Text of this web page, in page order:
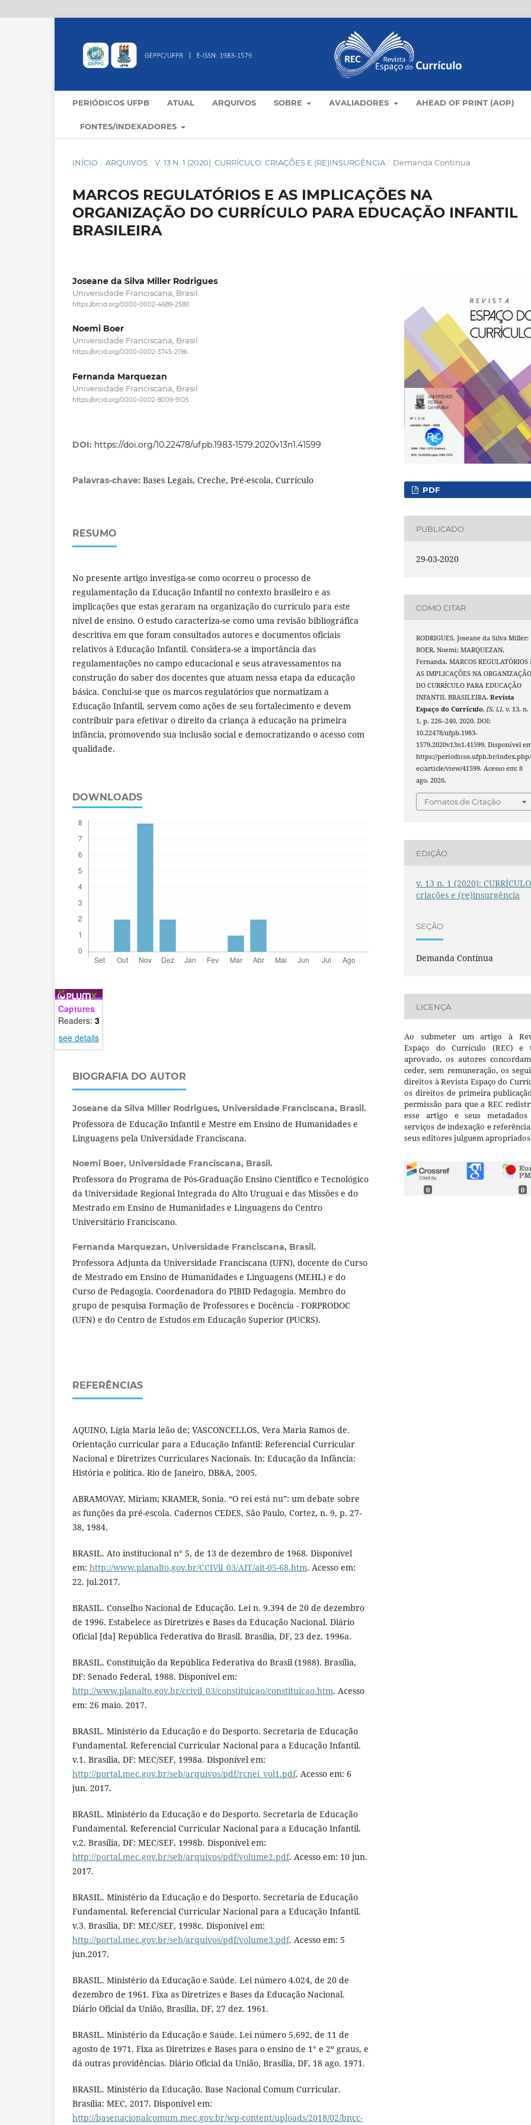
PERIÓDICOS UFPB ATUAL ARQUIVOS SOBRE AVALIADORES AHEAD OF PRINT (AOP)
FONTES/INDEXADORES
INÍCIO / ARQUIVOS / V. 13 N. 1 (2020): CURRÍCULO: CRIAÇÕES E (RE)INSURGÊNCIA / Demanda Contínua
MARCOS REGULATÓRIOS E AS IMPLICAÇÕES NA
ORGANIZAÇÃO DO CURRÍCULO PARA EDUCAÇÃO INFANTIL
BRASILEIRA
Joseane da Silva Miller Rodrigues
Universidade Franciscana, Brasil.
https://orcid.org/0000-0002-4689-2580
Noemi Boer
Universidade Franciscana, Brasil.
https://orcid.org/0000-0002-3745-2196
Fernanda Marquezan
Universidade Franciscana, Brasil.
https://orcid.org/0000-0002-8009-9105
DOI: https://doi.org/10.22478/ufpb.1983-1579.2020v13n1.41599
Palavras-chave: Bases Legais, Creche, Pré-escola, Currículo
RESUMO
No presente artigo investiga-se como ocorreu o processo de
regulamentação da Educação Infantil no contexto brasileiro e as
implicações que estas geraram na organização do currículo para este
nível de ensino. O estudo caracteriza-se como uma revisão bibliográfica
descritiva em que foram consultados autores e documentos oficiais
relativos à Educação Infantil. Considera-se a importância das
regulamentações no campo educacional e seus atravessamentos na
construção do saber dos docentes que atuam nessa etapa da educação
básica. Conclui-se que os marcos regulatórios que normatizam a
Educação Infantil, servem como ações de seu fortalecimento e devem
contribuir para efetivar o direito da criança à educação na primeira
infância, promovendo sua inclusão social e democratizando o acesso com
qualidade.
DOWNLOADS
Captures
Readers: 3
see details
BIOGRAFIA DO AUTOR
Joseane da Silva Miller Rodrigues, Universidade Franciscana, Brasil.
Professora de Educação Infantil e Mestre em Ensino de Humanidades e
Linguagens pela Universidade Franciscana.
Noemi Boer, Universidade Franciscana, Brasil.
Professora do Programa de Pós-Graduação Ensino Científico e Tecnológico
da Universidade Regional Integrada do Alto Uruguai e das Missões e do
Mestrado em Ensino de Humanidades e Linguagens do Centro
Universitário Franciscano.
Fernanda Marquezan, Universidade Franciscana, Brasil.
Professora Adjunta da Universidade Franciscana (UFN), docente do Curso
de Mestrado em Ensino de Humanidades e Linguagens (MEHL) e do
Curso de Pedagogia. Coordenadora do PIBID Pedagogia. Membro do
grupo de pesquisa Formação de Professores e Docência - FORPRODOC
(UFN) e do Centro de Estudos em Educação Superior (PUCRS).
REFERÊNCIAS
AQUINO, Lígia Maria leão de; VASCONCELLOS, Vera Maria Ramos de.
Orientação curricular para a Educação Infantil: Referencial Curricular
Nacional e Diretrizes Curriculares Nacionais. In: Educação da Infância:
História e política. Rio de Janeiro, DB&A, 2005.
ABRAMOVAY, Miriam; KRAMER, Sonia. “O rei está nu”: um debate sobre
as funções da pré-escola. Cadernos CEDES, São Paulo, Cortez, n. 9, p. 27-
38, 1984.
BRASIL. Ato institucional n° 5, de 13 de dezembro de 1968. Disponível
em: http://www.planalto.gov.br/CCIVil_03/AIT/ait-05-68.htm. Acesso em:
22. jul.2017.
BRASIL. Conselho Nacional de Educação. Lei n. 9.394 de 20 de dezembro
de 1996. Estabelece as Diretrizes e Bases da Educação Nacional. Diário
Oficial [da] República Federativa do Brasil. Brasília, DF, 23 dez. 1996a.
BRASIL. Constituição da República Federativa do Brasil (1988). Brasília,
DF: Senado Federal, 1988. Disponível em:
http://www.planalto.gov.br/ccivil_03/constituicao/constituicao.htm. Acesso
em: 26 maio. 2017.
BRASIL. Ministério da Educação e do Desporto. Secretaria de Educação
Fundamental. Referencial Curricular Nacional para a Educação Infantil.
v.1. Brasília, DF: MEC/SEF, 1998a. Disponível em:
http://portal.mec.gov.br/seb/arquivos/pdf/rcnei_vol1.pdf. Acesso em: 6
jun. 2017.
BRASIL. Ministério da Educação e do Desporto. Secretaria de Educação
Fundamental. Referencial Curricular Nacional para a Educação Infantil.
v.2. Brasília, DF: MEC/SEF, 1998b. Disponível em:
http://portal.mec.gov.br/seb/arquivos/pdf/volume2.pdf. Acesso em: 10 jun.
2017.
BRASIL. Ministério da Educação e do Desporto. Secretaria de Educação
Fundamental. Referencial Curricular Nacional para a Educação Infantil.
v.3. Brasília, DF: MEC/SEF, 1998c. Disponível em:
http://portal.mec.gov.br/seb/arquivos/pdf/volume3.pdf. Acesso em: 5
jun.2017.
BRASIL. Ministério da Educação e Saúde. Lei número 4.024, de 20 de
dezembro de 1961. Fixa as Diretrizes e Bases da Educação Nacional.
Diário Oficial da União, Brasília, DF, 27 dez. 1961.
BRASIL. Ministério da Educação e Saúde. Lei número 5.692, de 11 de
agosto de 1971. Fixa as Diretrizes e Bases para o ensino de 1° e 2º graus, e
dá outras providências. Diário Oficial da União, Brasília, DF, 18 ago. 1971.
BRASIL. Ministério da Educação. Base Nacional Comum Curricular.
Brasília: MEC, 2017. Disponível em:
http://basenacionalcomum.mec.gov.br/wp-content/uploads/2018/02/bncc-
PDF
PUBLICADO
29-03-2020
COMO CITAR
RODRIGUES, Joseane da Silva Miller;
BOER, Noemi; MARQUEZAN,
Fernanda. MARCOS REGULATÓRIOS
AS IMPLICAÇÕES NA ORGANIZAÇÃO
DO CURRÍCULO PARA EDUCAÇÃO
INFANTIL BRASILEIRA.Revista
Espaço do Currículo,[S. l.], v. 13, n.
1, p. 226–240, 2020. DOI:
10.22478/ufpb.1983-
1579.2020v13n1.41599. Disponível
https://periodicos.ufpb.br/
ec/article/view/41599. Acesso em: 8
ago. 2026.
Fomatos de Citação
EDIÇÃO
v. 13 n. 1 (2020):
criações e (re)insurgência
SEÇÃO
Demanda Contínua
LICENÇA
Ao submeter um artigo à
Espaço do Currículo (REC) e
aprovado, os autores
ceder, sem remuneração, os
direitos à Revista Espaço do
os direitos de primeira
permissão para que a REC
esse artigo e seus metadados
serviços de indexação e
seus editores julguem
0 0